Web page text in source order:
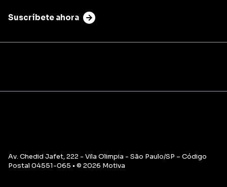
Suscríbete ahora
Av. Chedid Jafet, 222 - Vila Olimpia - São Paulo/SP – Código
Postal 04551-065 • © 2026 Motiva